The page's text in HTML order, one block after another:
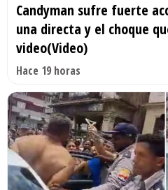
Candyman sufre fuerte
una directa y el choque
video(Video)
Hace 19 horas